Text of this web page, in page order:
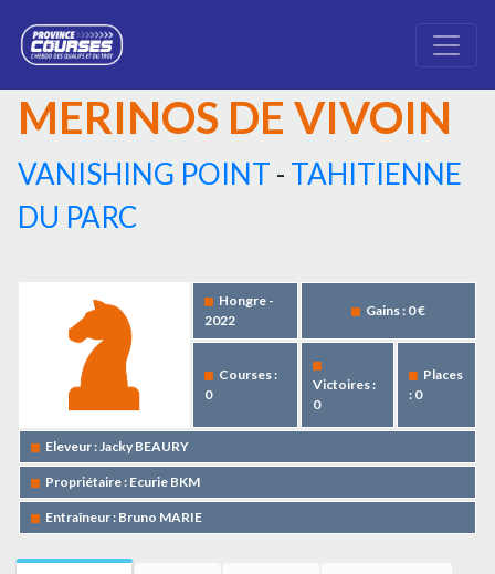
MERINOS DE VIVOIN
VANISHING POINT - TAHITIENNE
DU PARC
Hongre -
2022
Gains : 0 €
Courses :
0
Victoires :
0
Places
: 0
Eleveur : Jacky BEAURY
Propriétaire : Ecurie BKM
Entraîneur : Bruno MARIE